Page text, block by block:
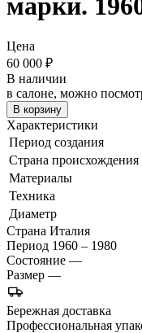
марки.
Цена
60 000 ₽
В наличии
в салоне, можно
В корзину
Характеристики
Период создания
Страна происхождения
Материалы
Техника
Диаметр
Страна Италия
Период 1960 – 1980
Состояние —
Размер —
Бережная доставка
Профессиональная